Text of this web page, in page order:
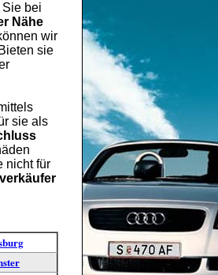
bei
Nähe
wir
sie
sie als
nicht für